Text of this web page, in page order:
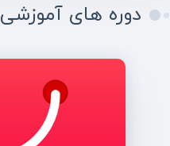
دوره های آموزشی